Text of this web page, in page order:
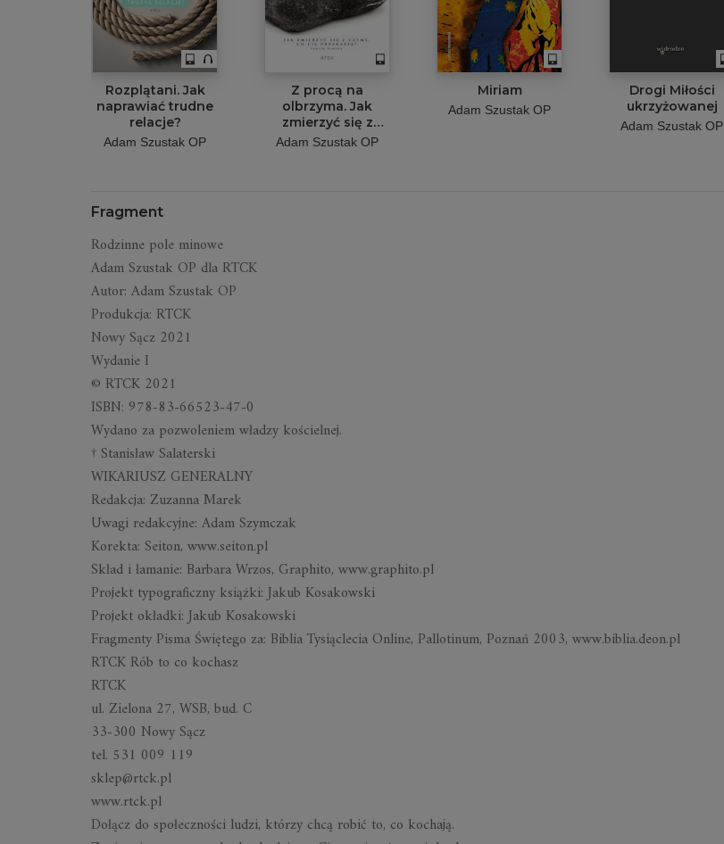
Rozplątani. Jak
naprawiać trudne
relacje?
Adam Szustak OP
Z procą na
olbrzyma. Jak
zmierzyć się z
czymś, co cię
Adam Szustak OP
Miriam
Adam Szustak OP
Drogi Miłości
ukrzyżowanej
Adam Szustak OP
Fragment
Rodzinne pole minowe
Adam Szustak OP dla RTCK
Autor: Adam Szustak OP
Produkcja: RTCK
Nowy Sącz 2021
Wydanie I
© RTCK 2021
ISBN: 978-83-66523-47-0
Wydano za pozwoleniem władzy kościelnej.
† Stanisław Salaterski
WIKARIUSZ GENERALNY
Redakcja: Zuzanna Marek
Uwagi redakcyjne: Adam Szymczak
Korekta: Seiton, www.seiton.pl
Skład i łamanie: Barbara Wrzos, Graphito, www.graphito.pl
Projekt typograficzny książki: Jakub Kosakowski
Projekt okładki: Jakub Kosakowski
Fragmenty Pisma Świętego za: Biblia Tysiąclecia Online, Pallotinum, Poznań 2003, www.biblia.deon.pl
RTCK Rób to co kochasz
RTCK
ul. Zielona 27, WSB, bud. C
33-300 Nowy Sącz
tel. 531 009 119
sklep@rtck.pl
www.rtck.pl
Dołącz do społeczności ludzi, którzy chcą robić to, co kochają.